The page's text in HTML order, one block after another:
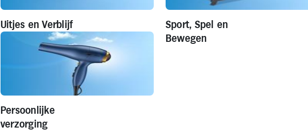
Uitjes en Verblijf
Sport, Spel en
Bewegen
Persoonlijke
verzorging